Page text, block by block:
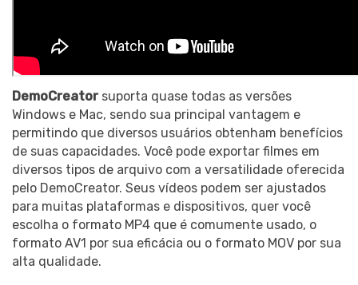
DemoCreatorsuporta quase todas as versões
Windows e Mac, sendo sua principal vantagem e
permitindo que diversos usuários obtenham benefícios
de suas capacidades. Você pode exportar filmes em
diversos tipos de arquivo com a versatilidade oferecida
pelo DemoCreator. Seus vídeos podem ser ajustados
para muitas plataformas e dispositivos, quer você
escolha o formato MP4 que é comumente usado, o
formato AV1 por sua eficácia ou o formato MOV por sua
alta qualidade.